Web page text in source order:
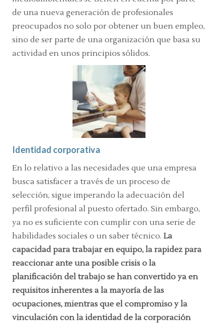
de una nueva generación de profesionales
preocupados no solo por obtener un buen empleo,
sino de ser parte de una organización que basa su
actividad en unos principios sólidos.
Identidad corporativa
En lo relativo a las necesidades que una empresa
busca satisfacer a través de un proceso de
selección, sigue imperando la adecuación del
perfil profesional al puesto ofertado. Sin embargo,
ya no es suficiente con cumplir con una serie de
habilidades sociales o un saber técnico. La
capacidad para trabajar en equipo, la rapidez para
reaccionar ante una posible crisis o la
planificación del trabajo se han convertido ya en
requisitos inherentes a la mayoría de las
ocupaciones, mientras que el compromiso y la
vinculación con la identidad de la corporación